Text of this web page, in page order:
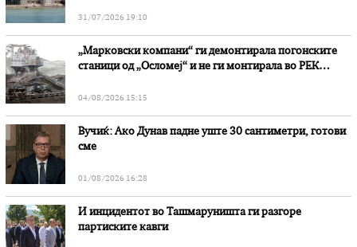
31/07/2026 19:10
„Марковски компани“ ги демонтирала погонските
станици од „Осломеј“ и не ги монтирала во РЕК
04/08/2026 15:15
Вучиќ: Ако Дунав падне уште 30 сантиметри, готови
сме
01/08/2026 16:28
И инцидентот во Ташмаруништa ги разгоре
партиските кавги